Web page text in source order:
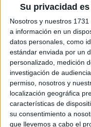
Su privacidad
Nosotros y nuestros 1731
a información en un
datos personales, como
estándar enviada por un
personalizado, medición
investigación de
permiso, nosotros y
localización geográfica
características de
su consentimiento a
que llevemos a cabo el
TENDENCIAS
Descubrieron que
dejaron y se hicieron
3 min| 14/10/2022